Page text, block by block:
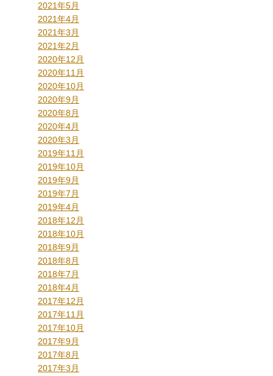
2021年5月
2021年4月
2021年3月
2021年2月
2020年12月
2020年11月
2020年10月
2020年9月
2020年8月
2020年4月
2020年3月
2019年11月
2019年10月
2019年9月
2019年7月
2019年4月
2018年12月
2018年10月
2018年9月
2018年8月
2018年7月
2018年4月
2017年12月
2017年11月
2017年10月
2017年9月
2017年8月
2017年3月